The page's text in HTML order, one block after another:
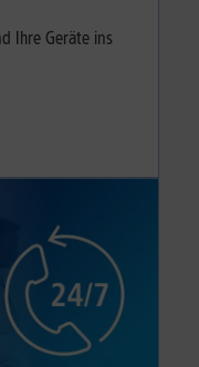
Ihre Geräte ins